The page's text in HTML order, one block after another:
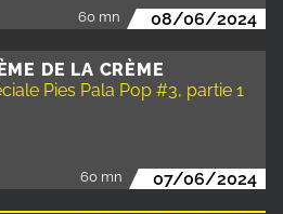
60 mn 08/06/2024
DE LA CRÈME
Pies Pala Pop #3, partie 1
60 mn 07/06/2024